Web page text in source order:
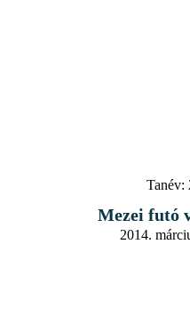
Tanév:
Mezei futó
2014.